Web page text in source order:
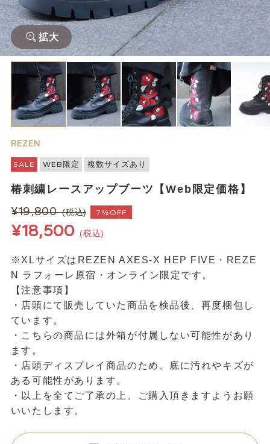
拡大
REZEN
SALE WEB限定 複数サイズあり
椿刺繍レースアップブーツ【Web限定価格】
¥19,800 (税込) 7%OFF
¥18,500 (税込)
※XLサイズはREZEN AXES-X HEP FIVE・REZE
N ラフォーレ原宿・オンライン限定です。
【注意事項】
・店頭にて販売していた商品を検品後、再度梱包し
ています。
・こちらの商品には外箱が付属しない可能性があり
ます。
・店頭ディスプレイ商品のため、底に汚れやキズが
ある可能性があります。
・以上を全てご了承の上、ご購入頂きますようお願
いいたします。